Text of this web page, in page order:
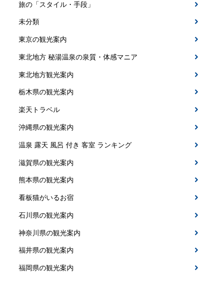
旅の「スタイル・手段」
未分類
東京の観光案内
東北地方 秘湯温泉の泉質・体感マニア
東北地方観光案内
栃木県の観光案内
楽天トラベル
沖縄県の観光案内
温泉 露天 風呂 付き 客室 ランキング
滋賀県の観光案内
熊本県の観光案内
看板猫がいるお宿
石川県の観光案内
神奈川県の観光案内
福井県の観光案内
福岡県の観光案内